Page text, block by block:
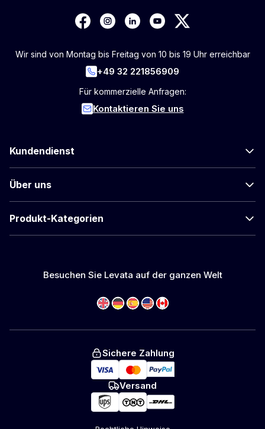
Wir sind von Montag bis Freitag von 10 bis 19 Uhr erreichbar
+49 32 221856909
Für kommerzielle Anfragen:
Kontaktieren Sie uns
Kundendienst
Über uns
Produkt-Kategorien
Besuchen Sie Levata auf der ganzen Welt
Sichere Zahlung
Versand